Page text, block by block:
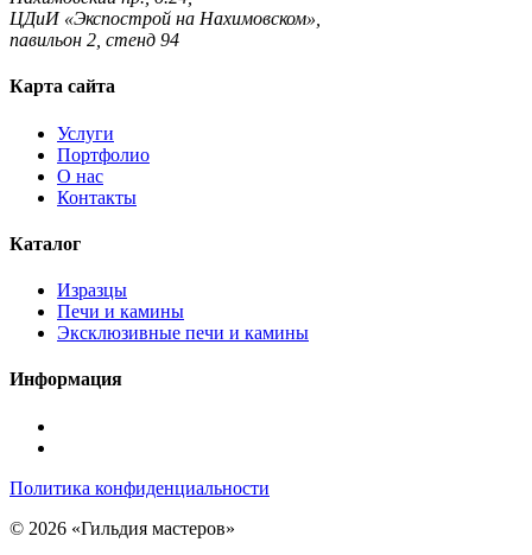
ЦДиИ «Экспострой на Нахимовском»,
павильон 2, стенд 94
Карта сайта
Услуги
Портфолио
О нас
Контакты
Каталог
Изразцы
Печи и камины
Эксклюзивные печи и камины
Информация
Max
Политика конфиденциальности
© 2026 «Гильдия мастеров»